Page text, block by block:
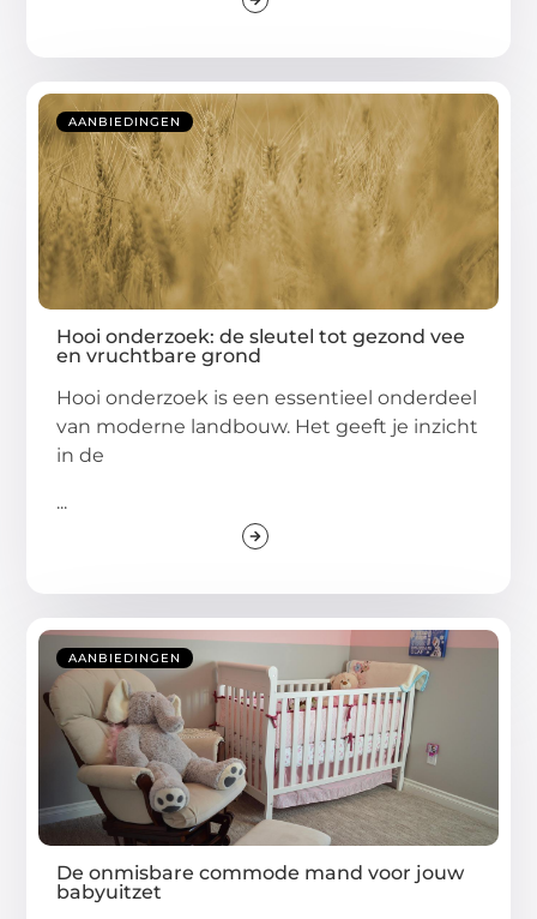
AANBIEDINGEN
Hooi onderzoek: de sleutel tot gezond vee
en vruchtbare grond
Hooi onderzoek is een essentieel onderdeel
van moderne landbouw. Het geeft je inzicht
in de
...
AANBIEDINGEN
De onmisbare commode mand voor jouw
babyuitzet